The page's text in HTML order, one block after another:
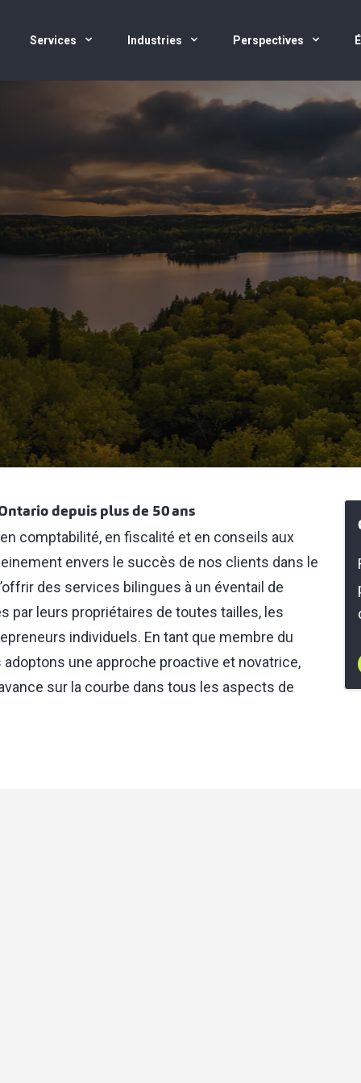
Services Industries Perspectives
depuis plus de 50 ans
comptabilité, en fiscalité et en conseils aux
envers le succès de nos clients dans le
des services bilingues à un éventail de
par leurs propriétaires de toutes tailles, les
individuels. En tant que membre du
une approche proactive et novatrice,
sur la courbe dans tous les aspects de